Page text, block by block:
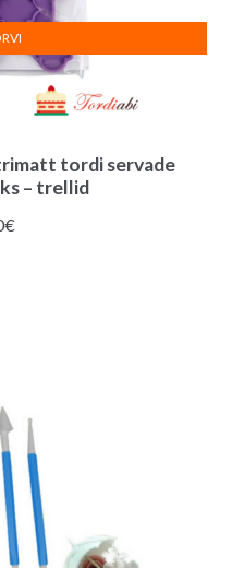
tordi servade
– trellid
€